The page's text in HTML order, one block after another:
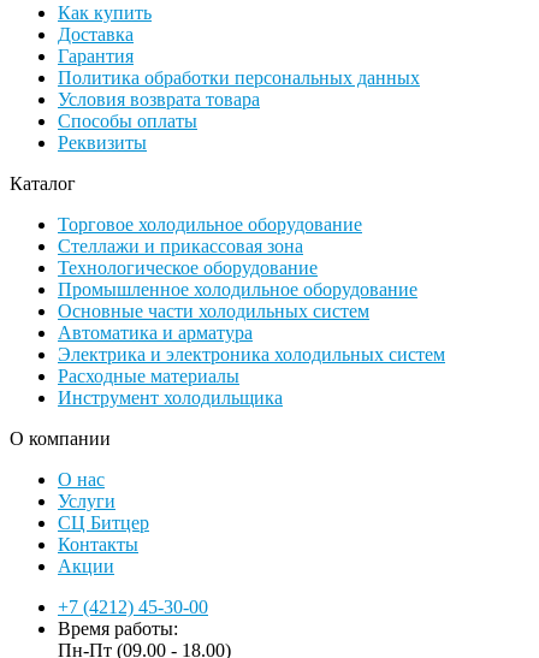
Как купить
Доставка
Гарантия
Политика обработки персональных данных
Условия возврата товара
Способы оплаты
Реквизиты
Каталог
Торговое холодильное оборудование
Стеллажи и прикассовая зона
Технологическое оборудование
Промышленное холодильное оборудование
Основные части холодильных систем
Автоматика и арматура
Электрика и электроника холодильных систем
Расходные материалы
Инструмент холодильщика
О компании
О нас
Услуги
СЦ Битцер
Контакты
Акции
+7 (4212) 45-30-00
Время работы:
Пн-Пт (09.00 - 18.00)